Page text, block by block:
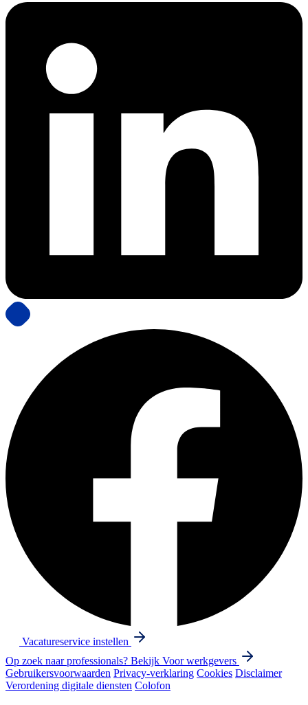
Vacatureservice instellen
Op zoek naar professionals? Bekijk Voor werkgevers
Gebruikersvoorwaarden Privacy-verklaring Cookies Disclaimer
Verordening digitale diensten Colofon